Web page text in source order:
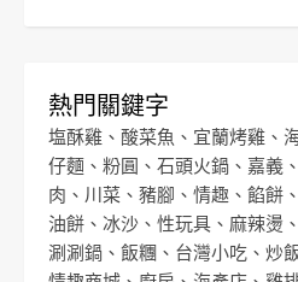
熱門關鍵字
塩酥雞 、 酸菜魚 、 宜蘭烤雞 、
仔麵 、 粉圓 、 石頭火鍋 、 嘉義 、
肉 、 川菜 、 豬腳 、 情趣 、 餡餅 、
油餅 、 冰沙 、 性玩具 、 麻辣燙 、
涮涮鍋 、 飯糰 、 台灣小吃 、 炒